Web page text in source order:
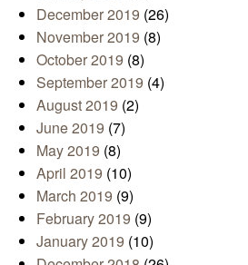
December 2019 (26)
November 2019 (8)
October 2019 (8)
September 2019 (4)
August 2019 (2)
June 2019 (7)
May 2019 (8)
April 2019 (10)
March 2019 (9)
February 2019 (9)
January 2019 (10)